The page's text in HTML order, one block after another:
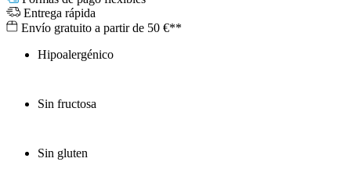
Entrega rápida
Envío gratuito a partir de 50 €**
Hipoalergénico
Sin fructosa
Sin gluten